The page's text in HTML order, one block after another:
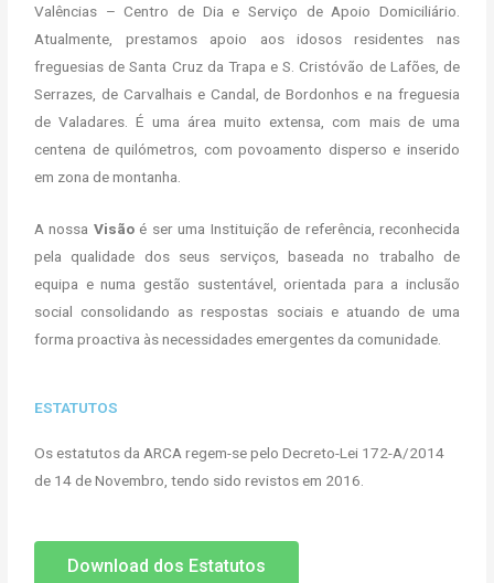
Valências – Centro de Dia e Serviço de Apoio Domiciliário.
Atualmente, prestamos apoio aos idosos residentes nas
freguesias de Santa Cruz da Trapa e S. Cristóvão de Lafões, de
Serrazes, de Carvalhais e Candal, de Bordonhos e na freguesia
de Valadares. É uma área muito extensa, com mais de uma
centena de quilómetros, com povoamento disperso e inserido
em zona de montanha.
A nossa Visãoé ser uma Instituição de referência, reconhecida
pela qualidade dos seus serviços, baseada no trabalho de
equipa e numa gestão sustentável, orientada para a inclusão
social consolidando as respostas sociais e atuando de uma
forma proactiva às necessidades emergentes da comunidade.
ESTATUTOS
Os estatutos da ARCA regem-se pelo Decreto-Lei 172-A/2014
de 14 de Novembro, tendo sido revistos em 2016.
Download dos Estatutos